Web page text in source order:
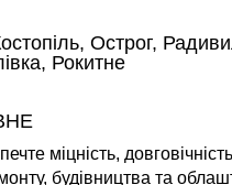
Острог,
Рокитне
міцність, довговічність
будівництва та